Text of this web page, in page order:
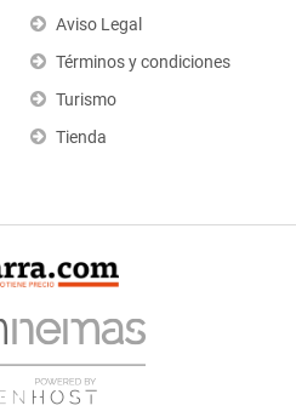
Aviso Legal
Términos y condiciones
Turismo
Tienda